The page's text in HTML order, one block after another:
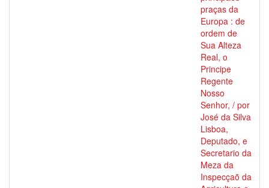
praças da
Europa : de
ordem de
Sua Alteza
Real, o
Principe
Regente
Nosso
Senhor, / por
José da Silva
Lisboa,
Deputado, e
Secretario da
Meza da
Inspecçaõ da